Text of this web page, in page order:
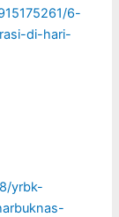
6-
di-hari-
yrbk-